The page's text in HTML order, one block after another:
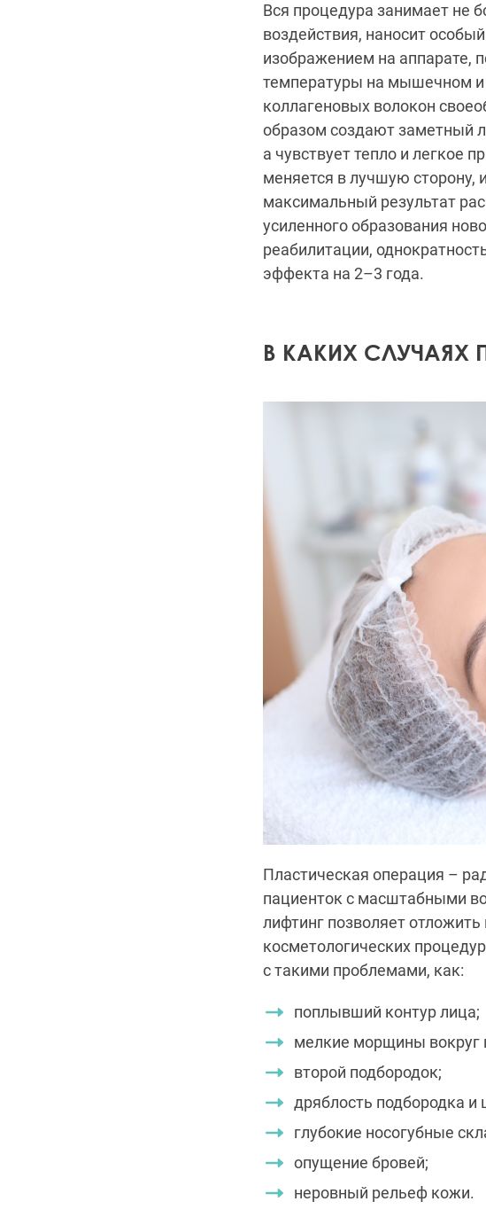
Вся процедура занимает не
воздействия, наносит
изображением на аппарате,
температуры на мышечном и
коллагеновых волокон
образом создают заметный
а чувствует тепло и легкое
меняется в лучшую сторону,
максимальный результат
усиленного образования
реабилитации,
эффекта на 2–3 года.
В КАКИХ СЛУЧАЯХ
Пластическая операция –
пациенток с масштабными
лифтинг позволяет отложить
косметологических
с такими проблемами, как:
поплывший контур лица;
мелкие морщины вокруг
второй подбородок;
дряблость подбородка и
глубокие носогубные
опущение бровей;
неровный рельеф кожи.